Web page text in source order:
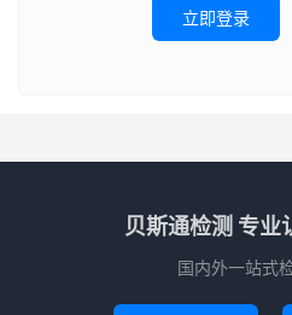
立即登录
贝斯通检测 专业
国内外一站式